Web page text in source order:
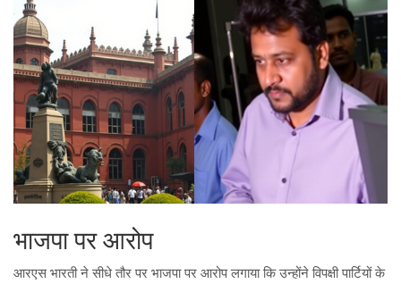
भाजपा पर आरोप
आरएस भारती ने सीधे तौर पर भाजपा पर आरोप लगाया कि उन्होंने विपक्षी पार्टियों के